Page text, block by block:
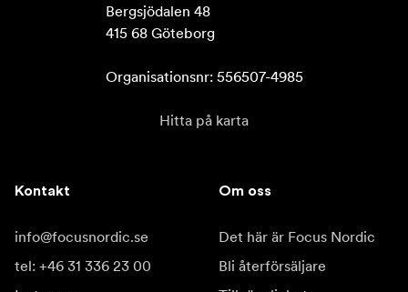
Bergsjödalen 48
415 68 Göteborg
Organisationsnr: 556507-4985
Hitta på karta
Kontakt
info@focusnordic.se
tel: +46 31 336 23 00
Om oss
Det här är Focus Nordic
Bli återförsäljare